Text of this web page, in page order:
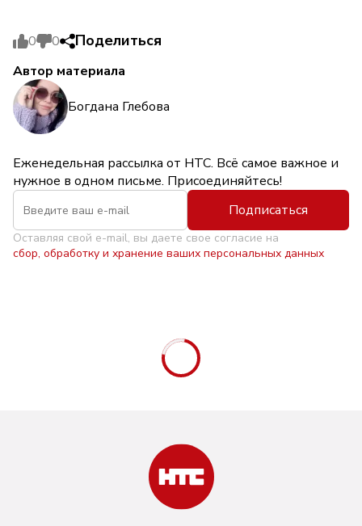
0 0 Поделиться
Автор материала
Богдана Глебова
Еженедельная рассылка от НТС. Всё самое важное и
нужное в одном письме. Присоединяйтесь!
Подписаться
Оставляя свой e-mail, вы даете свое согласие на
сбор, обработку и хранение ваших персональных данных